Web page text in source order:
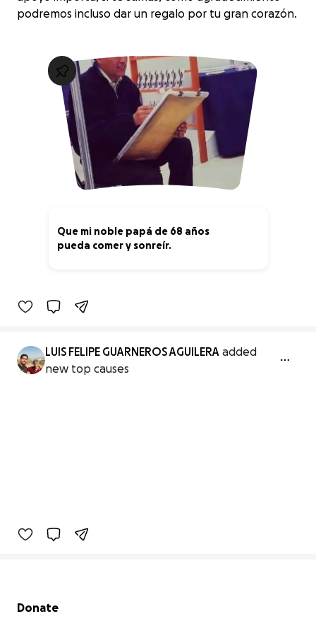
podremos incluso dar un regalo por tu gran corazón.
Que mi noble papá de 68 años
pueda comer y sonreír.
LUIS FELIPE GUARNEROS AGUILERA added
new top causes
Secondary menu
Donate